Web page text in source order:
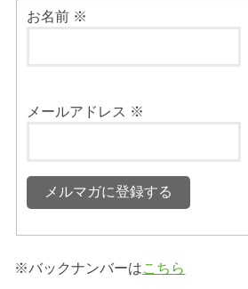
お名前 ※
メールアドレス ※
※バックナンバーはこちら